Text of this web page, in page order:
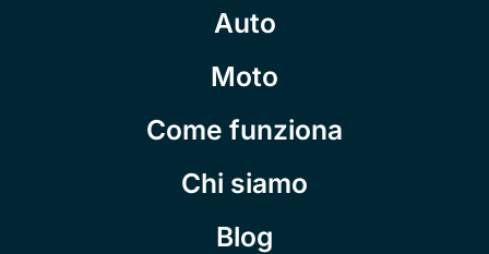
Auto
Moto
Come funziona
Chi siamo
Blog